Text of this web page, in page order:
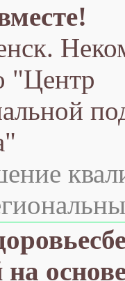
"Центр
на